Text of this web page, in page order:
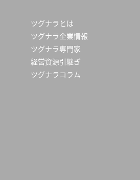
ツグナラとは
ツグナラ企業情報
ツグナラ専門家
経営資源引継ぎ
ツグナラコラム